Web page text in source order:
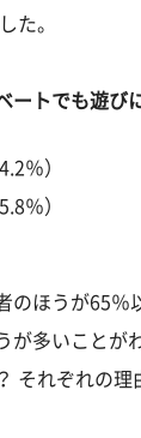
た。
ートでも遊び
）
％）
のほうが65
が多いことが
それぞれの